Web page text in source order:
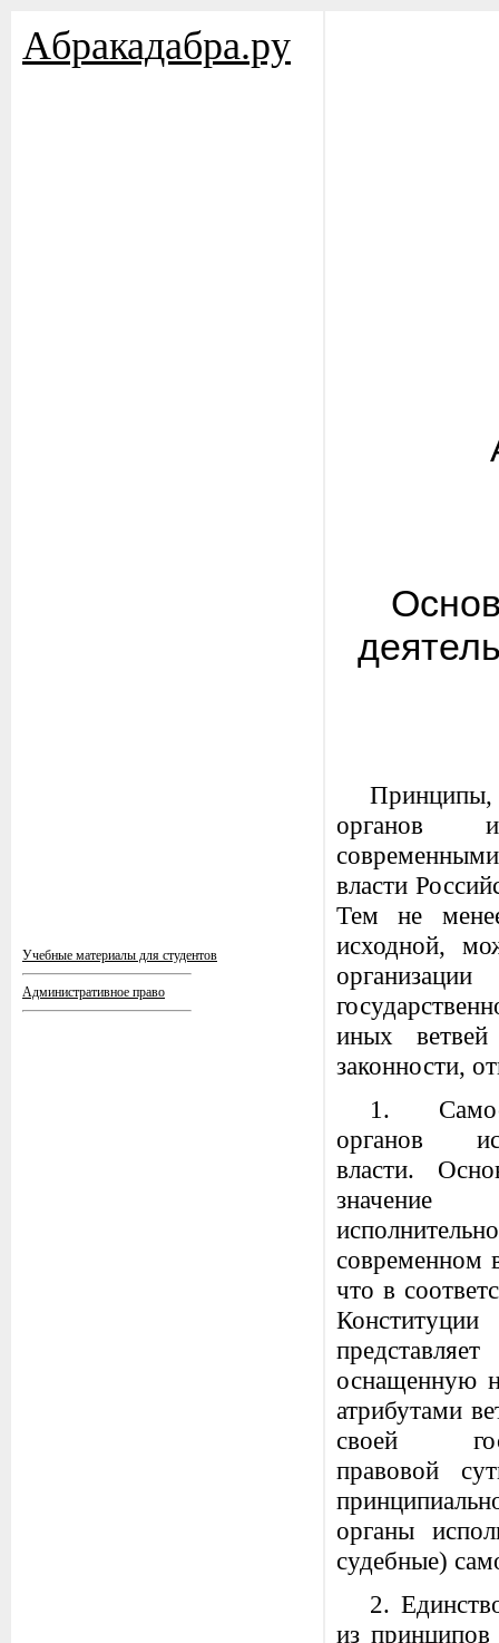
Aбракадабра.py
Учебные материалы для студентов
Административное право
Принципы,
органов
власти
Тем не
исходной,
иных ветвей
законности,
1.
органов
власти.
современном
что в
оснащенную
атрибутами
своей
правовой
органы
судебные)
2.
из принципов